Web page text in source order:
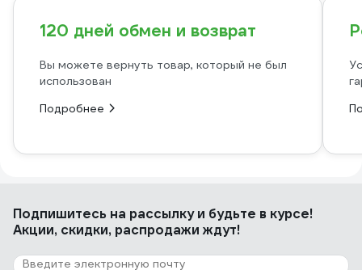
120 дней обмен и возврат
Вы можете вернуть товар, который не был
использован
Подробнее
Подпишитесь на рассылкуи будьте в курсе!
Акции, скидки, распродажи ждут!